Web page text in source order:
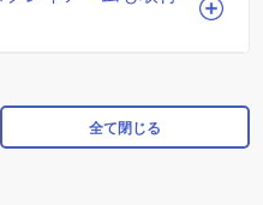
全て閉じる